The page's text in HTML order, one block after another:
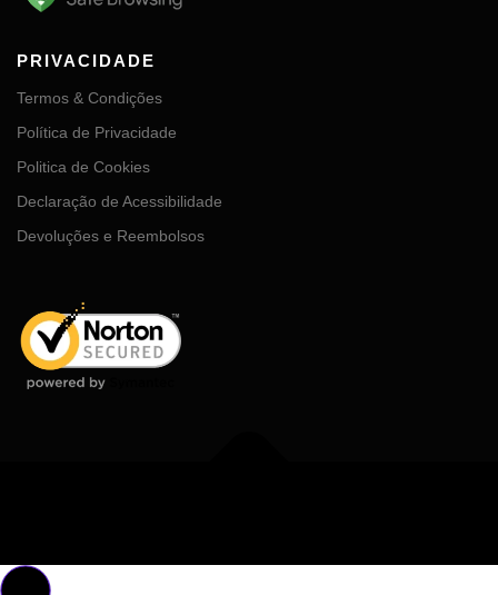
PRIVACIDADE
Termos & Condições
Política de Privacidade
Politica de Cookies
Declaração de Acessibilidade
Devoluções e Reembolsos